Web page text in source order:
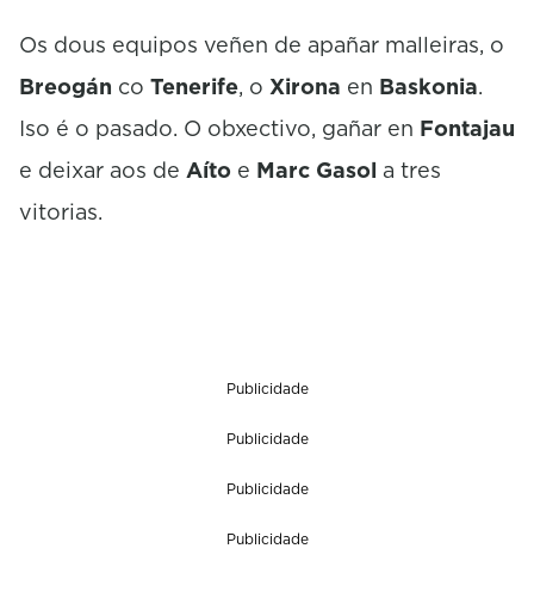
Os dous equipos veñen de apañar malleiras, o
Breogán co Tenerife, o Xirona en Baskonia.
Iso é o pasado. O obxectivo, gañar en Fontajau
e deixar aos de Aíto e Marc Gasol a tres
vitorias.
Publicidade
Publicidade
Publicidade
Publicidade